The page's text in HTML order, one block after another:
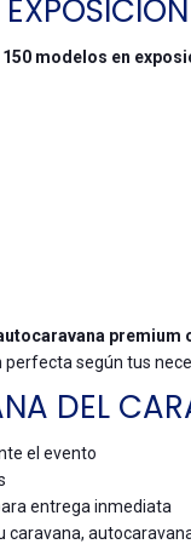
150 modelos en
premium
según tus
DEL
el evento
entrega inmediata
caravana,